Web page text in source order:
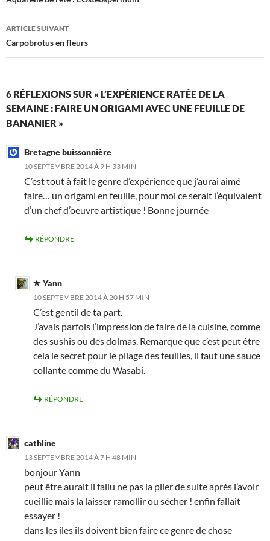
articles
ARTICLE SUIVANT
Carpobrotus en fleurs
6 RÉFLEXIONS SUR « L’EXPÉRIENCE RATÉE DE LA
SEMAINE : FAIRE UN ORIGAMI AVEC UNE FEUILLE DE
BANANIER »
Bretagne buissonnière
10 SEPTEMBRE 2014 À 9 H 33 MIN
C’est tout à fait le genre d’expérience que j’aurai aimé
faire… un origami en feuille, pour moi ce serait l’équivalent
d’un chef d’oeuvre artistique ! Bonne journée
RÉPONDRE
Yann
10 SEPTEMBRE 2014 À 20 H 57 MIN
C’est gentil de ta part.
J’avais parfois l’impression de faire de la cuisine, comme
des sushis ou des dolmas. Remarque que c’est peut être
cela le secret pour le pliage des feuilles, il faut une sauce
collante comme du Wasabi.
RÉPONDRE
cathline
13 SEPTEMBRE 2014 À 7 H 48 MIN
bonjour Yann
peut être aurait il fallu ne pas la plier de suite après l’avoir
cueillie mais la laisser ramollir ou sécher ! enfin fallait
essayer !
dans les iles ils doivent bien faire ce genre de chose